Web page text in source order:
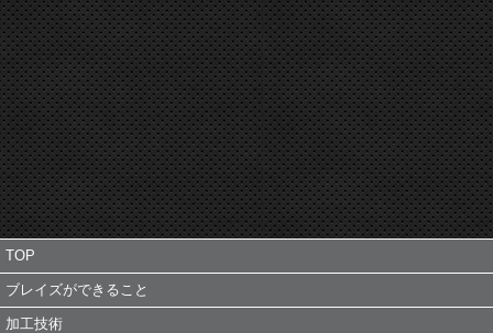
TOP
ブレイズができること
加工技術